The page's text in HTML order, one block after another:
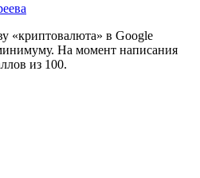
«криптовалюта» в Google
На момент написания
из 100.